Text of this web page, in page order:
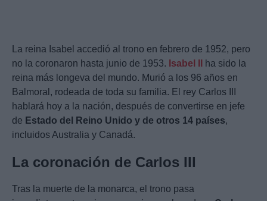
La reina Isabel accedió al trono en febrero de 1952, pero
no la coronaron hasta junio de 1953. Isabel II
ha sido la
reina más longeva del mundo. Murió a los 96 años en
Balmoral, rodeada de toda su familia. El rey Carlos III
hablará hoy a la nación, después de convertirse en jefe
de Estado del Reino Unido y de otros 14 países,
incluidos Australia y Canadá.
La coronación de Carlos III
Tras la muerte de la monarca, el trono pasa